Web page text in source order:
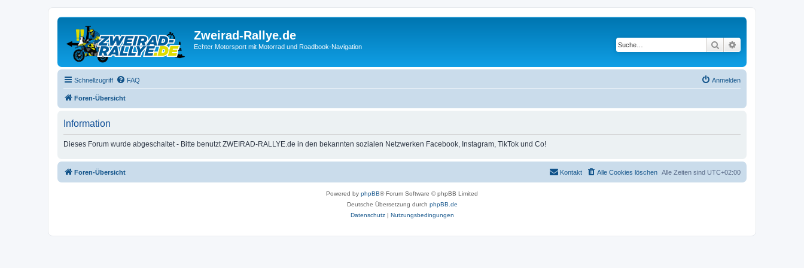
Zweirad-Rallye.de
Echter Motorsport mit Motorrad und Roadbook-Navigation Suche
Schnellzugriff FAQ Anmelden
Foren-Übersicht
Information
Dieses Forum wurde abgeschaltet - Bitte benutzt ZWEIRAD-RALLYE.de in den bekannten sozialen Netzwerken Facebook, Instagram, TikTok und Co!
Foren-Übersicht Alle Zeiten sind UTC+02:00
Alle Cookies löschen
Kontakt
Powered by phpBB® Forum Software © phpBB Limited
Deutsche Übersetzung durch phpBB.de
Datenschutz| Nutzungsbedingungen